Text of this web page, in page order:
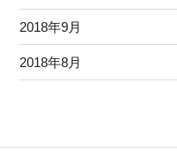
2018年9月
2018年8月